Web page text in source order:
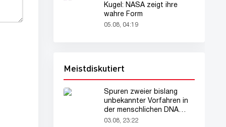
Kugel: NASA zeigt ihre
wahre Form
05.08, 04:19
Meistdiskutiert
Spuren zweier bislang
unbekannter Vorfahren in
der menschlichen DNA
entdeckt
03.08, 23:22